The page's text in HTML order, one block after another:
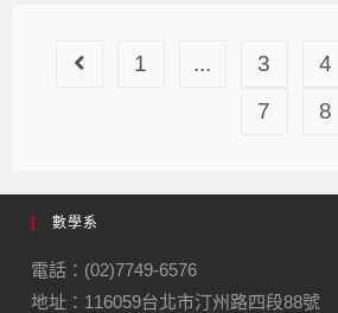
1 ... 3 4
7
8
數學系
電話：(02)7749-6576
地址：116059台北市汀州路四段88號